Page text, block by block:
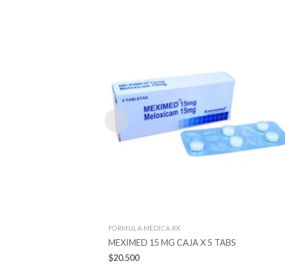
FORMULA MÉDICA RX
MEXIMED 15 MG CAJA X 5 TABS
$20.500